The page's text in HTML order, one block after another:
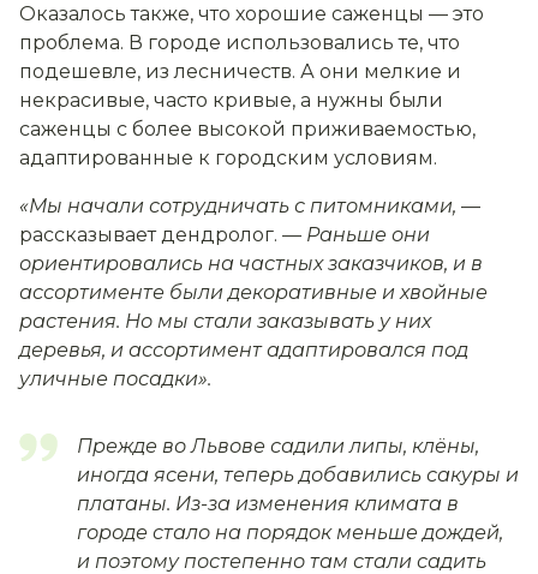
Оказалось также, что хорошие саженцы — это
проблема. В городе использовались те, что
подешевле, из лесничеств. А они мелкие и
некрасивые, часто кривые, а нужны были
саженцы с более высокой приживаемостью,
адаптированные к городским условиям.
«Мы начали сотрудничать с питомниками, —
рассказывает дендролог. — Раньше они
ориентировались на частных заказчиков, и в
ассортименте были декоративные и хвойные
растения. Но мы стали заказывать у них
деревья, и ассортимент адаптировался под
уличные посадки».
Прежде во Львове садили липы, клёны,
иногда ясени, теперь добавились сакуры и
платаны. Из-за изменения климата в
городе стало на порядок меньше дождей,
и поэтому постепенно там стали садить